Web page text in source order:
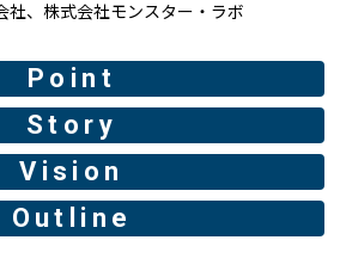
社、株式会社モンスター・ラボ
Point
Story
Vision
Outline